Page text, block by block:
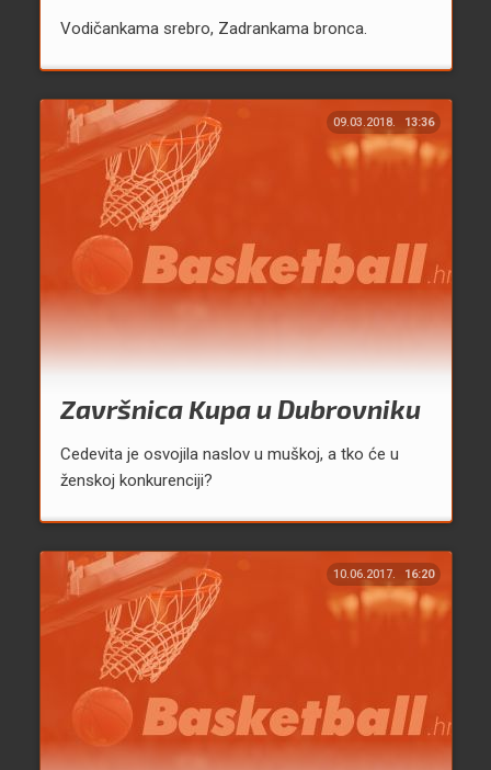
Vodičankama srebro, Zadrankama bronca.
09.03.2018. 13:36
Završnica Kupa u Dubrovniku
Cedevita je osvojila naslov u muškoj, a tko će u
ženskoj konkurenciji?
10.06.2017. 16:20